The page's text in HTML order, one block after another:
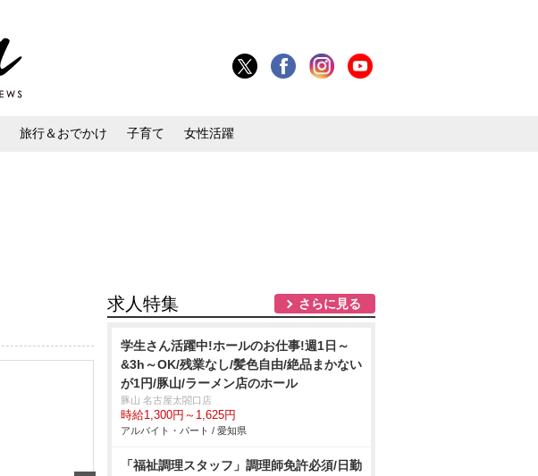
旅行＆おでかけ 子育て 女性活躍
求人特集 さらに見る
学生さん活躍中!ホールのお仕事!週1日～
&3h～OK/残業なし/髪色自由/絶品まかない
が1円/豚山/ラーメン店のホール
豚山 名古屋太閤口店
時給1,300円～1,625円
アルバイト・パート / 愛知県
「福祉調理スタッフ」調理師免許必須/日勤